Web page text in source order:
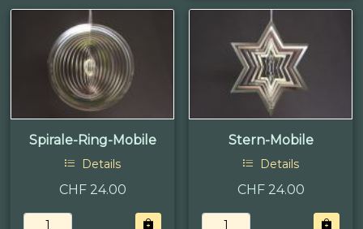
Spirale-Ring-Mobile
Details
CHF 24.00
Stern-Mobile
Details
CHF 24.00